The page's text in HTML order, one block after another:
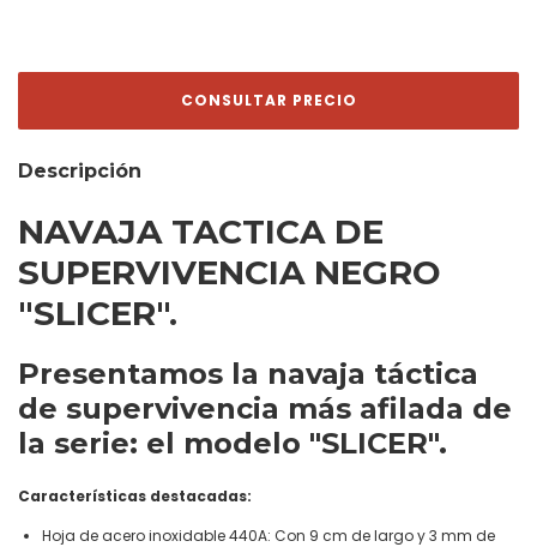
Descripción
NAVAJA TACTICA DE
SUPERVIVENCIA NEGRO
"SLICER".
Presentamos la navaja táctica
de supervivencia más afilada de
la serie: el modelo "SLICER".
Características destacadas:
Hoja de acero inoxidable 440A: Con 9 cm de largo y 3 mm de